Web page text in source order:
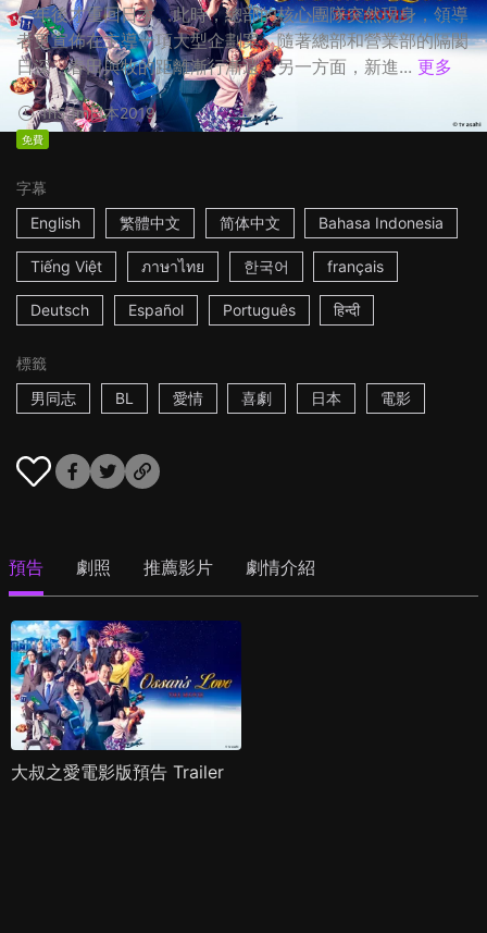
一年後才重回日本。此時，總部的核心團隊突然現身，領導
者更宣佈在主導一項大型企劃案，隨著總部和營業部的隔閡
日深，春田與牧的距離漸行漸遠。另一方面，新進... 更多
1h53m日本2019
免費
字幕
English
繁體中文 简体中文 Bahasa Indonesia
Tiếng Việt ภาษาไทย 한국어 français
Deutsch Español Português हिन्दी
標籤
男同志
BL 愛情 喜劇 日本 電影
預告 劇照 推薦影片 劇情介紹
大叔之愛電影版預告 Trailer